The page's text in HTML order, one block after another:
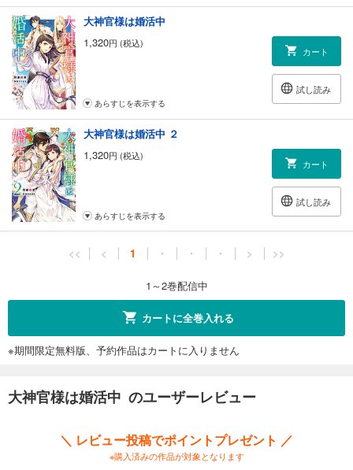
大神官様は婚活中
1,320円 (税込)
カート
試し読み
あらすじを表示する
大神官様は婚活中 ２
1,320円 (税込)
カート
試し読み
あらすじを表示する
<< < 1 ・ ・ ・ > >>
1～2巻配信中
カートに全巻入れる
※期間限定無料版、予約作品はカートに入りません
大神官様は婚活中 のユーザーレビュー
＼ レビュー投稿でポイントプレゼント ／
※購入済みの作品が対象となります